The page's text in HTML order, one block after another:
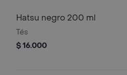
Hatsu negro 200 ml
Tés
$ 16.000